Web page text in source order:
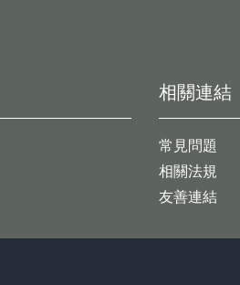
相關連結
常見問題
相關法規
友善連結